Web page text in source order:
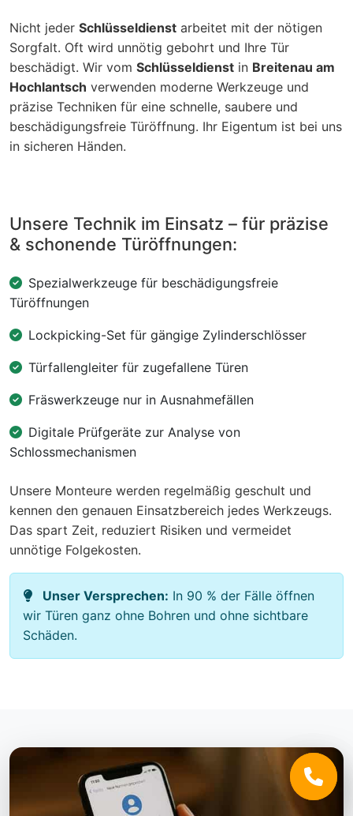
Nicht jeder Schlüsseldienst arbeitet mit der nötigen
Sorgfalt. Oft wird unnötig gebohrt und Ihre Tür
beschädigt. Wir vom Schlüsseldienst in Breitenau am
Hochlantsch verwenden moderne Werkzeuge und
präzise Techniken für eine schnelle, saubere und
beschädigungsfreie Türöffnung. Ihr Eigentum ist bei uns
in sicheren Händen.
Unsere Technik im Einsatz – für präzise
& schonende Türöffnungen:
Spezialwerkzeuge für beschädigungsfreie
Türöffnungen
Lockpicking-Set für gängige Zylinderschlösser
Türfallengleiter für zugefallene Türen
Fräswerkzeuge nur in Ausnahmefällen
Digitale Prüfgeräte zur Analyse von
Schlossmechanismen
Unsere Monteure werden regelmäßig geschult und
kennen den genauen Einsatzbereich jedes Werkzeugs.
Das spart Zeit, reduziert Risiken und vermeidet
unnötige Folgekosten.
Unser Versprechen: In 90 % der Fälle öffnen
wir Türen ganz ohne Bohren und ohne sichtbare
Schäden.